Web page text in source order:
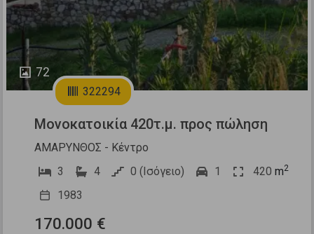
72
322294
Μονοκατοικία 420τ.μ. προς πώληση
ΑΜΑΡΥΝΘΟΣ - Κέντρο
3
4 0 (Ισόγειο) 1 420 m2
1983
170.000 €